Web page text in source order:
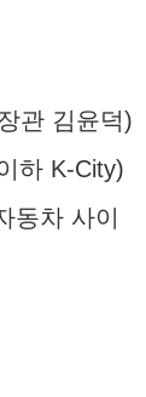
관 김윤덕)
하 K-City)
동차 사이